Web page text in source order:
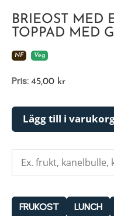
BRIEOST MED
TOPPAD MED
NF Veg
Pris: 45,00 kr
Lägg till i
FRUKOST LUNCH